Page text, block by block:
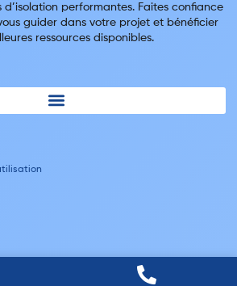
performantes. Faites confiance
guider dans votre projet et bénéficier
ressources disponibles.